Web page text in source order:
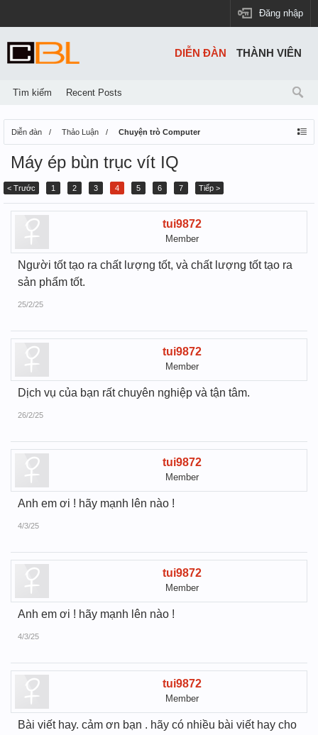
Đăng nhập
Diễn đàn Thảo Luận Chuyện trò Computer
Máy ép bùn trục vít IQ
< Trước 1 2 3 4 5 6 7 Tiếp >
tui9872
Member
Người tốt tạo ra chất lượng tốt, và chất lượng tốt tạo ra
sản phẩm tốt.
25/2/25
tui9872
Member
Dịch vụ của bạn rất chuyên nghiệp và tận tâm.
26/2/25
tui9872
Member
Anh em ơi ! hãy mạnh lên nào !
4/3/25
tui9872
Member
Anh em ơi ! hãy mạnh lên nào !
4/3/25
tui9872
Member
Bài viết hay. cảm ơn bạn . hãy có nhiều bài viết hay cho
DIỄN ĐÀN
Tìm kiếm Recent Posts
THÀNH VIÊN